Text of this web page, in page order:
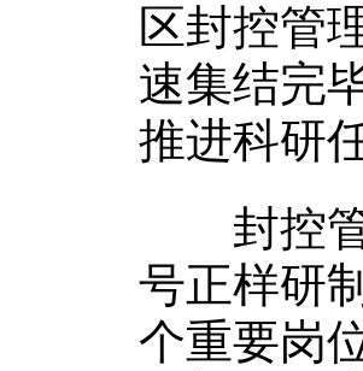
区封控管
速集结完
推进科研
封控管
号正样研
个重要岗